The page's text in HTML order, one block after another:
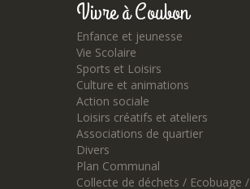
Vivre à Coubon
Enfance et jeunesse
Vie Scolaire
Sports et Loisirs
Culture et animations
Action sociale
Loisirs créatifs et ateliers
Associations de quartier
Divers
Plan Communal
Collecte de déchets / Ecobuage /